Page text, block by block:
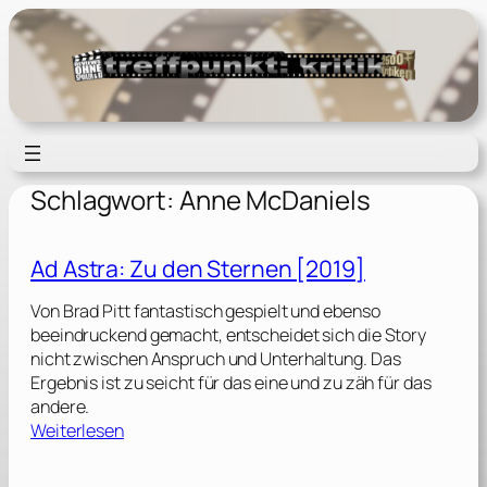
Zum
Inhalt
springen
Schlagwort: Anne McDaniels
Ad Astra: Zu den Sternen [2019]
Von Brad Pitt fantastisch gespielt und ebenso
beeindruckend gemacht, entscheidet sich die Story
nicht zwischen Anspruch und Unterhaltung. Das
Ergebnis ist zu seicht für das eine und zu zäh für das
andere.
Weiterlesen: